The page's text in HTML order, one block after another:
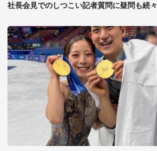
社長会見でのしつこい記者質問に疑問も続々